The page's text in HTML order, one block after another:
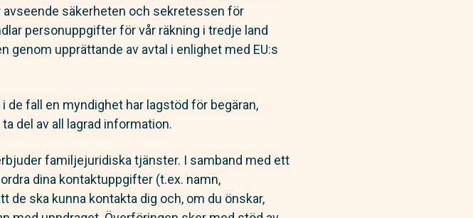
säkerheten och sekretessen för
personuppgifter för vår räkning i tredje land
genom upprättande av avtal i enlighet med EU:s
fall en myndighet har lagstöd för begäran,
del av all lagrad information.
familjejuridiska tjänster. I samband med ett
dina kontaktuppgifter (t.ex. namn,
ska kunna kontakta dig och, om du önskar,